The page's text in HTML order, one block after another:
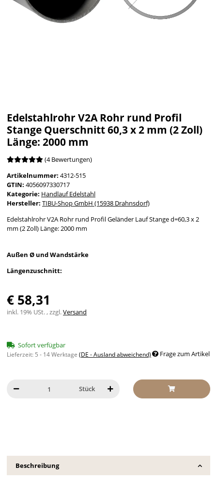
Edelstahlrohr V2A Rohr rund Profil
Stange Querschnitt 60,3 x 2 mm (2 Zoll)
Länge: 2000 mm
(4 Bewertungen)
Artikelnummer: 4312-515
GTIN: 4056097330717
Kategorie: Handlauf Edelstahl
Hersteller: TIBU-Shop GmbH (15938 Drahnsdorf)
Edelstahlrohr V2A Rohr rund Profil Geländer Lauf Stange d=60,3 x 2
mm (2 Zoll) Länge: 2000 mm
Außen Ø und Wandstärke
Längenzuschnitt:
€ 58,31
inkl. 19% USt. , zzgl.Versand
Sofort verfügbar
Lieferzeit: 5 - 14 Werktage (DE - Ausland abweichend) Frage zum Artikel
Stück
Beschreibung